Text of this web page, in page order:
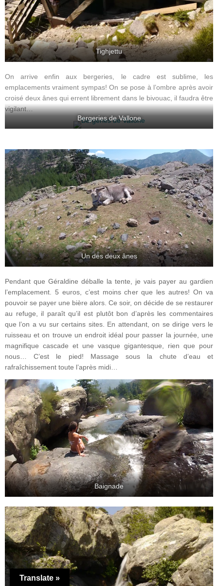
Tighjettu
On arrive enfin aux bergeries, le cadre est sublime, les
emplacements vraiment sympas! On se pose à l’ombre après avoir
croisé deux ânes qui errent librement dans le bivouac, il faudra être
vigilant…
Bergeries de Vallone
Un des deux ânes
Pendant que Géraldine déballe la tente, je vais payer au gardien
l’emplacement. 5 euros, c’est moins cher que les autres! On va
pouvoir se payer une bière alors. Ce soir, on décide de se restaurer
au refuge, il paraît qu’il est plutôt bon d’après les commentaires
que l’on a vu sur certains sites. En attendant, on se dirige vers le
ruisseau et on trouve un endroit idéal pour passer la journée, une
magnifique cascade et une vasque gigantesque, rien que pour
nous… C’est le pied! Massage sous la chute d’eau et
rafraîchissement toute l’après midi…
Baignade
Translate »